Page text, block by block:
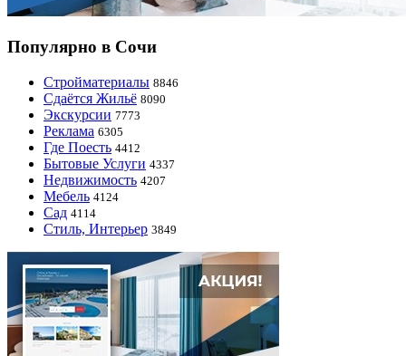
Популярно в Сочи
Стройматериалы 8846
Сдаётся Жильё 8090
Экскурсии 7773
Реклама 6305
Где Поесть 4412
Бытовые Услуги 4337
Недвижимость 4207
Мебель 4124
Сад 4114
Стиль, Интерьер 3849